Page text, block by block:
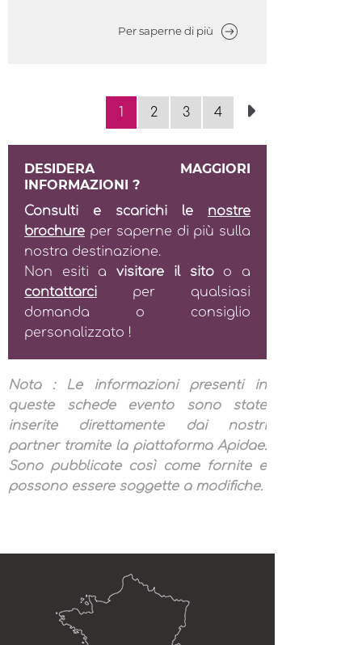
Per saperne di più
2 3 4
DESIDERA MAGGIORI
INFORMAZIONI ?
Consulti e scarichi le nostre
brochure per saperne di più sulla
nostra destinazione.
Non esiti avisitare il sitoo a
contattarci per qualsiasi
domanda o consiglio
personalizzato !
Nota : Le informazioni presenti in
queste schede evento sono state
inserite direttamente dai nostri
partner tramite la piattaforma Apidae.
Sono pubblicate così come fornite e
possono essere soggette a modifiche.